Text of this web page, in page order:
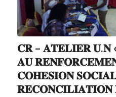
𝐂𝐑 – 𝐀𝐓𝐄𝐋𝐈𝐄𝐑 𝐔.𝐍
𝐀𝐔
𝐂𝐎𝐇𝐄𝐒𝐈𝐎𝐍